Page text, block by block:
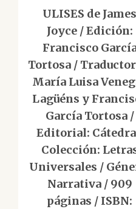
ULISES de James
Joyce / Edición:
Francisco
Tortosa /
María Luisa
Lagüéns y
García Tortosa /
Editorial:
Colección:
Universales /
Narrativa / 909
páginas / ISBN: